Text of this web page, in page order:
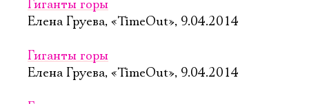
Гиганты горы
Елена Груева, «TimeOut», 9.04.2014
Гиганты горы
Елена Груева, «TimeOut», 9.04.2014